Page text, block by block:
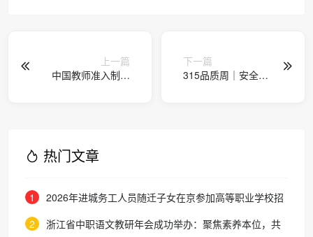
上一篇
中国教师准入制度
下一篇
315品质周｜安全事
热门文章
1
2026年进城务工人员随迁子女在京参加高等职业学校招
生考试报名通知
2
浙江省中职语文教研年会成功举办：聚焦素养本位，共